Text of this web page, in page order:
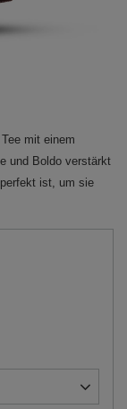
mit einem
und Boldo verstärkt
ist, um sie